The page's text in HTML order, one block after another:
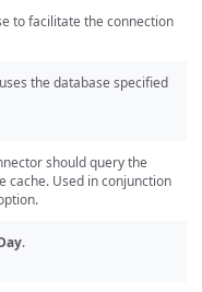
to facilitate the connection
the database specified
should query the
cache. Used in conjunction
.